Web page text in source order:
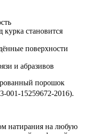
курка становится
поверхности
и абразивов
порошок
001-15259672-2016).
натирания на любую